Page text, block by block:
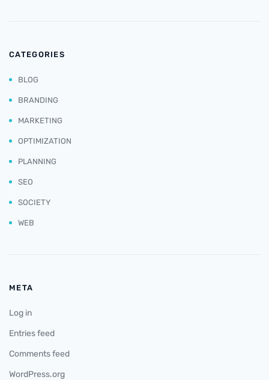
CATEGORIES
BLOG
BRANDING
MARKETING
OPTIMIZATION
PLANNING
SEO
SOCIETY
WEB
META
Log in
Entries feed
Comments feed
WordPress.org